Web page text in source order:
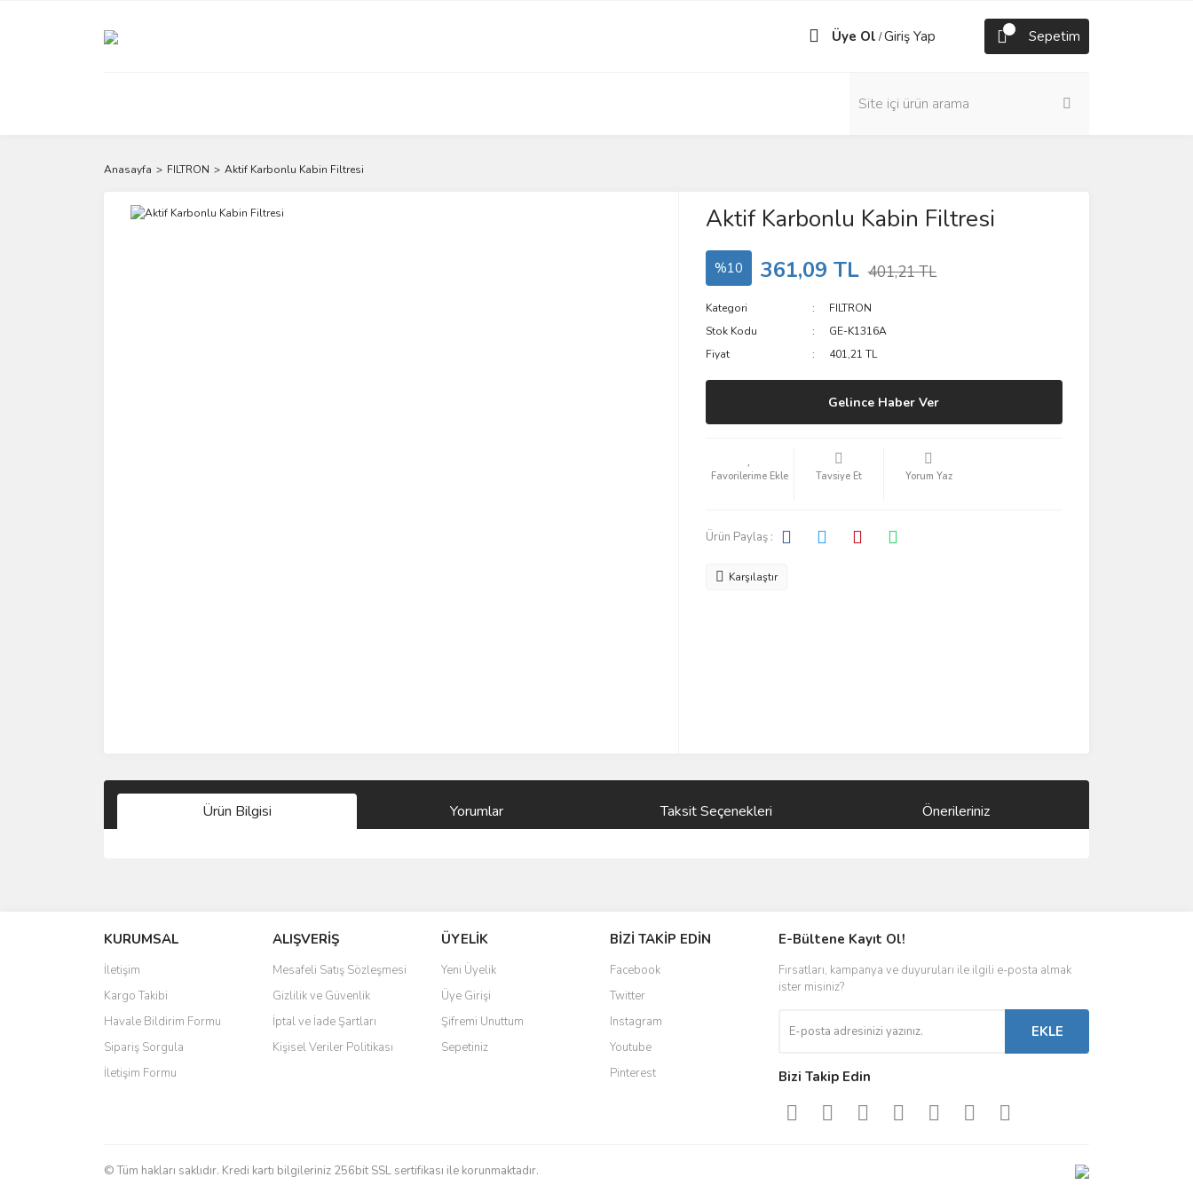
Üye Ol /Giriş Yap Sepetim
Anasayfa FILTRON Aktif Karbonlu Kabin Filtresi
Aktif Karbonlu Kabin Filtresi
%10 361,09 TL 401,21 TL
Kategori
FILTRON
Stok Kodu
GE-K1316A
Fiyat
401,21 TL
Gelince Haber Ver
Tavsiye Et Yorum Yaz
Ürün Paylaş :
Karşılaştır
Ürün Bilgisi Yorumlar Taksit Seçenekleri Önerileriniz
Ürün resmi kalitesiz, bozuk veya görüntülenemiyor.
Ürün açıklamasında eksik bilgiler bulunuyor.
Ürün bilgilerinde hatalar bulunuyor.
Ürün fiyatı diğer sitelerden daha pahalı.
Bu ürüne benzer farklı alternatifler olmalı.
KURUMSAL
İletişim
Kargo Takibi
Havale Bildirim Formu
Sipariş Sorgula
İletişim Formu
ALIŞVERİŞ
Mesafeli Satış Sözleşmesi
Gizlilik ve Güvenlik
İptal ve İade Şartları
Kişisel Veriler Politikası
ÜYELİK
Yeni Üyelik
Üye Girişi
Şifremi Unuttum
Sepetiniz
BİZİ TAKİP EDİN
Facebook
Twitter
Instagram
Youtube
Pinterest
E-Bültene Kayıt Ol!
Fırsatları, kampanya ve duyuruları ile ilgili e-posta almak
ister misiniz?
EKLE
Bizi Takip Edin
© Tüm hakları saklıdır. Kredi kartı bilgileriniz 256bit SSL sertifikası ile korunmaktadır.